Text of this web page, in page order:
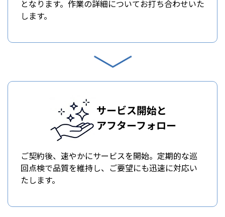
となります。作業の詳細についてお打ち合わせいた
します。
サービス開始と
アフターフォロー
ご契約後、速やかにサービスを開始。定期的な巡
回点検で品質を維持し、ご要望にも迅速に対応い
たします。